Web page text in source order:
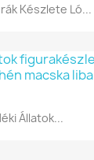
Készlete Ló...
Állatok...